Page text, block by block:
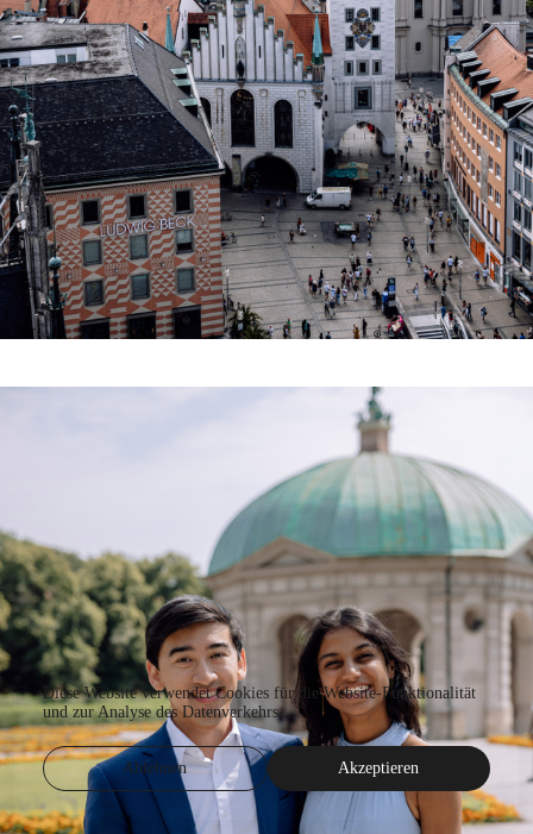
Diese Website verwendet Cookies für die Website-Funktionalität
und zur Analyse des Datenverkehrs.
Ablehnen Akzeptieren